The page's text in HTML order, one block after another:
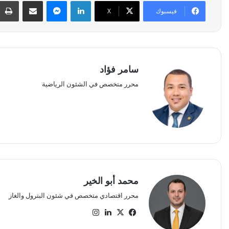
فيسبوك ‫X
سامر فؤاد
محرر متخصص في الشئون الرياضية
محمد أبو الخير
محرر اقتصادي متخصص في شئون البترول والغاز
فيسبوك
‫X لينكدإن